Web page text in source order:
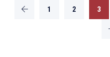
1 2 3